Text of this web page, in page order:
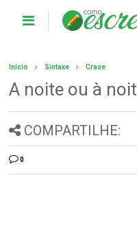
Início Sintaxe Crase
A noite ou à
COMPARTILHE:
0